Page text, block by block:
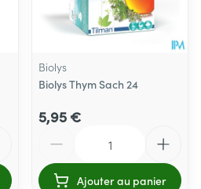
Biolys
Biolys Thym Sach 24
5,95 €
Ajouter au panier